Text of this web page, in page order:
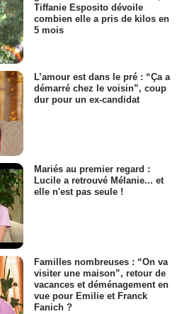
Tiffanie Esposito dévoile
combien elle a pris de kilos en
5 mois
L’amour est dans le pré : “Ça a
démarré chez le voisin”, coup
dur pour un ex-candidat
Mariés au premier regard :
Lucile a retrouvé Mélanie... et
elle n'est pas seule !
Familles nombreuses : “On va
visiter une maison”, retour de
vacances et déménagement en
vue pour Emilie et Franck
Fanich ?